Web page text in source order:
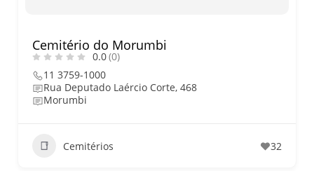
Cemitério do Morumbi
0.0(0)
11 3759-1000
Rua Deputado Laércio Corte, 468
Morumbi
Cemitérios 32